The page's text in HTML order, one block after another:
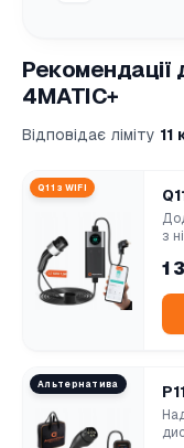
Рекомендації
4MATIC+
Відповідає ліміту 11
Q11 з WiFi
з
1
Альтернатива